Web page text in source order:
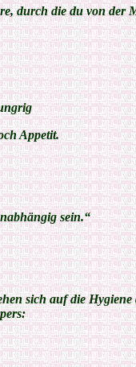
durch die du von der
Appetit.
sein.“
sich auf die Hygiene